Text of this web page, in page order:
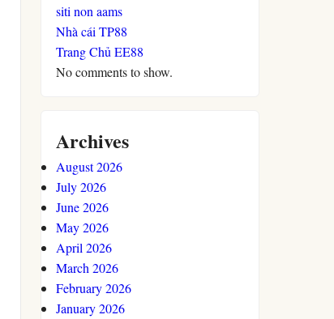
siti non aams
Nhà cái TP88
Trang Chủ EE88
No comments to show.
Archives
August 2026
July 2026
June 2026
May 2026
April 2026
March 2026
February 2026
January 2026